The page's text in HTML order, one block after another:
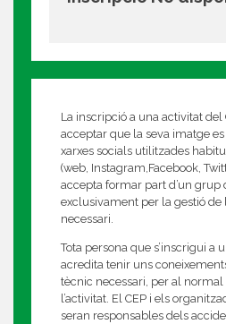
La inscripció a una activitat del
acceptar que la seva imatge
xarxes socials utilitzades
(web, Instagram,Facebook,
accepta formar part d’un grup
exclusivament per la gestió de
necessari.
Tota persona que s’inscrigui a
acredita tenir uns
tècnic necessari, per al
l’activitat. El CEP i els
seran responsables dels